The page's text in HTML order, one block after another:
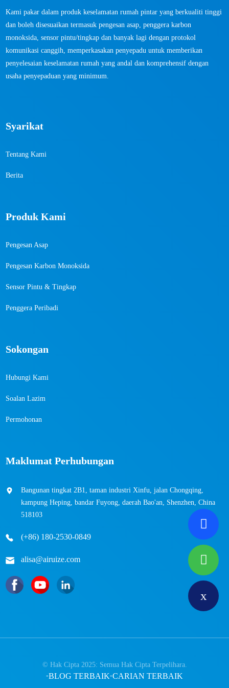
Kami pakar dalam produk keselamatan rumah pintar yang berkualiti tinggi
dan boleh disesuaikan termasuk pengesan asap, penggera karbon
monoksida, sensor pintu/tingkap dan banyak lagi dengan protokol
komunikasi canggih, memperkasakan penyepadu untuk memberikan
penyelesaian keselamatan rumah yang andal dan komprehensif dengan
usaha penyepaduan yang minimum.
Syarikat
Tentang Kami
Berita
Produk Kami
Pengesan Asap
Pengesan Karbon Monoksida
Sensor Pintu & Tingkap
Penggera Peribadi
Sokongan
Hubungi Kami
Soalan Lazim
Permohonan
Maklumat Perhubungan
Bangunan tingkat 2B1, taman industri Xinfu, jalan Chongqing,
kampung Heping, bandar Fuyong, daerah Bao'an, Shenzhen, China
518103
(+86) 180-2530-0849
alisa@airuize.com
© Hak Cipta 2025: Semua Hak Cipta Terpelihara.
-BLOG TERBAIK-CARIAN TERBAIK